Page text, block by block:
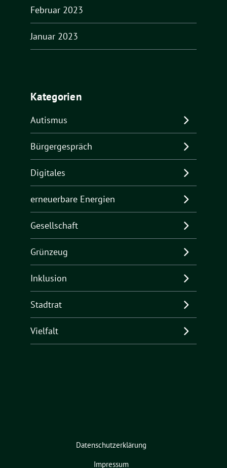
Februar 2023
Januar 2023
Kategorien
Autismus
Bürgergespräch
Digitales
erneuerbare Energien
Gesellschaft
Grünzeug
Inklusion
Stadtrat
Vielfalt
Datenschutzerklärung
Impressum